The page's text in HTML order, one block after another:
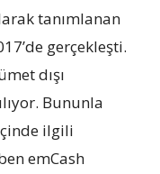
tanımlanan
gerçekleşti.
dışı
Bununla
ilgili
emCash